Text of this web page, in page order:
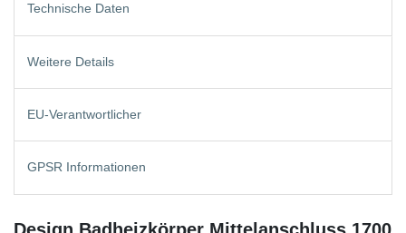
Technische Daten
Weitere Details
EU-Verantwortlicher
GPSR Informationen